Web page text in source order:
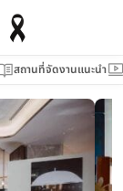
สถานที่จัดงานแนะนำ